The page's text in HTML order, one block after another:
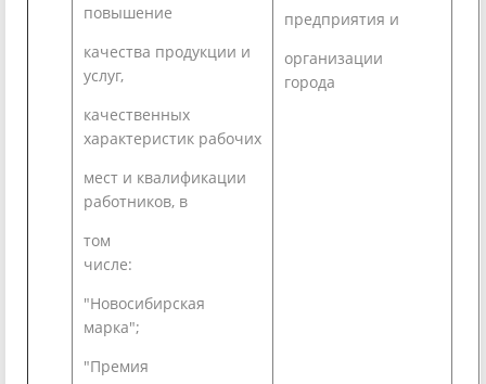
повышение
качества продукции и
услуг,
качественных
характеристик рабочих
мест и квалификации
работников, в
том
числе:
"Новосибирская
марка";
"Премия
предприятия и
организации
города